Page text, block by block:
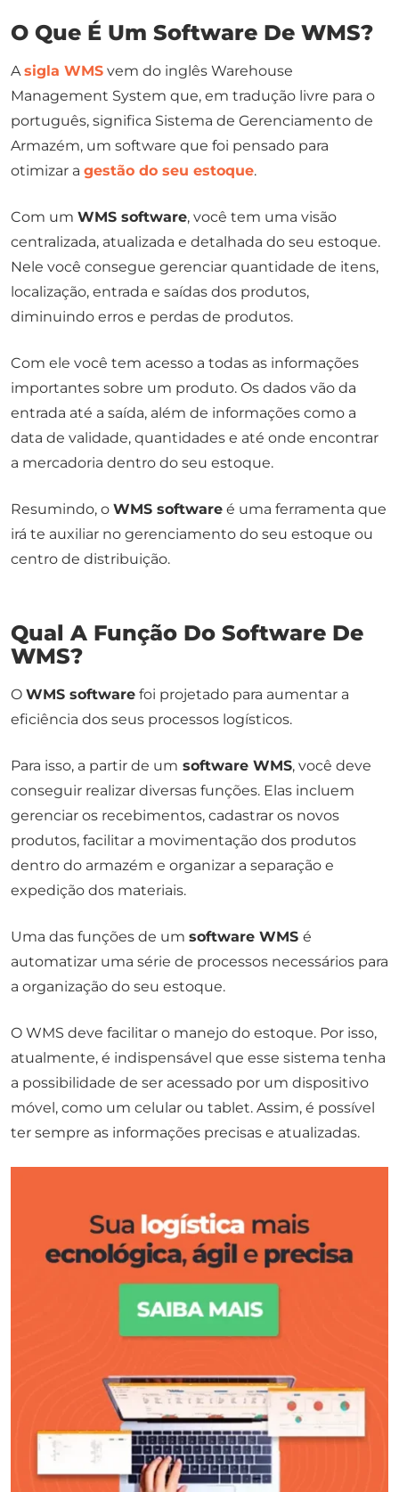
O Que É Um Software De WMS?
Asigla WMS vem do inglês Warehouse
Management System que, em tradução livre para o
português, significa Sistema de Gerenciamento de
Armazém, um software que foi pensado para
otimizar a gestão do seu estoque.
Com um WMS software, você tem uma visão
centralizada, atualizada e detalhada do seu estoque.
Nele você consegue gerenciar quantidade de itens,
localização, entrada e saídas dos produtos,
diminuindo erros e perdas de produtos.
Com ele você tem acesso a todas as informações
importantes sobre um produto. Os dados vão da
entrada até a saída, além de informações como a
data de validade, quantidades e até onde encontrar
a mercadoria dentro do seu estoque.
Resumindo, o WMS software é uma ferramenta que
irá te auxiliar no gerenciamento do seu estoque ou
centro de distribuição.
Qual A Função Do Software De
WMS?
O WMS software foi projetado para aumentar a
eficiência dos seus processos logísticos.
Para isso, a partir de um software WMS, você deve
conseguir realizar diversas funções. Elas incluem
gerenciar os recebimentos, cadastrar os novos
produtos, facilitar a movimentação dos produtos
dentro do armazém e organizar a separação e
expedição dos materiais.
Uma das funções de um software WMS é
automatizar uma série de processos necessários para
a organização do seu estoque.
O WMS deve facilitar o manejo do estoque. Por isso,
atualmente, é indispensável que esse sistema tenha
a possibilidade de ser acessado por um dispositivo
móvel, como um celular ou tablet. Assim, é possível
ter sempre as informações precisas e atualizadas.